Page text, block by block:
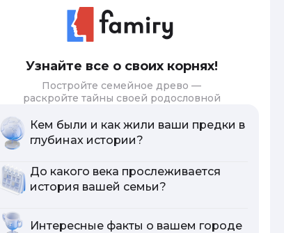
Узнайте все о своих корнях!
Постройте семейное древо —
раскройте тайны своей родословной
Кем были и как жили ваши предки в
глубинах истории?
До какого века прослеживается
история вашей семьи?
Интересные факты о вашем городе